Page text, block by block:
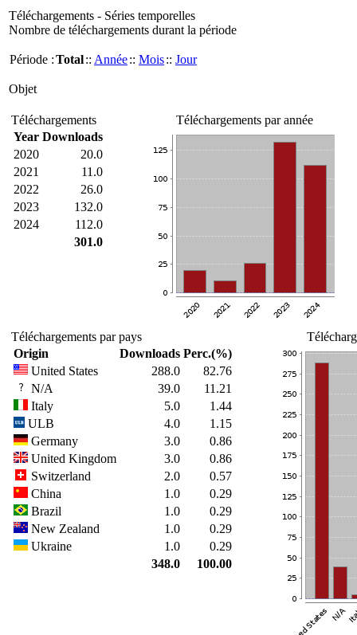
Téléchargements - Séries temporelles
Nombre de téléchargements durant la période
Période :Total:: Année:: Mois:: Jour
Objet
Téléchargements
Year Downloads
2020
20.0
2021
11.0
2022
26.0
2023
132.0
2024
112.0
301.0
Téléchargements par année
Téléchargements par pays
Origin
Downloads Perc.(%)
United States
288.0
82.76
N/A
39.0
11.21
Italy
5.0
1.44
ULB
4.0
1.15
Germany
3.0
0.86
United Kingdom
3.0
0.86
Switzerland
2.0
0.57
China
1.0
0.29
Brazil
1.0
0.29
New Zealand
1.0
0.29
Ukraine
1.0
0.29
348.0
100.00